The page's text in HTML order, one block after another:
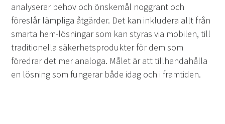
analyserar behov och önskemål noggrant och
föreslår lämpliga åtgärder. Det kan inkludera allt från
smarta hem-lösningar som kan styras via mobilen, till
traditionella säkerhetsprodukter för dem som
föredrar det mer analoga. Målet är att tillhandahålla
en lösning som fungerar både idag och i framtiden.